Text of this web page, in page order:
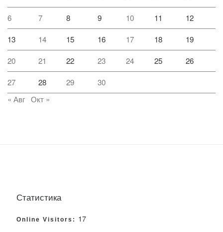
6 7 8 9 10 11 12
13 14 15 16 17 18 19
20 21 22 23 24 25 26
27 28 29
30
« Авг Окт »
Статистика
Online Visitors: 17